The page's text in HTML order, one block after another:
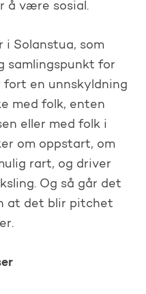
å være sosial.
i Solanstua, som
samlingspunkt for
fort en unnskyldning
med folk, enten
eller med folk i
om oppstart, om
rart, og driver
Og så går det
at det blir pitchet